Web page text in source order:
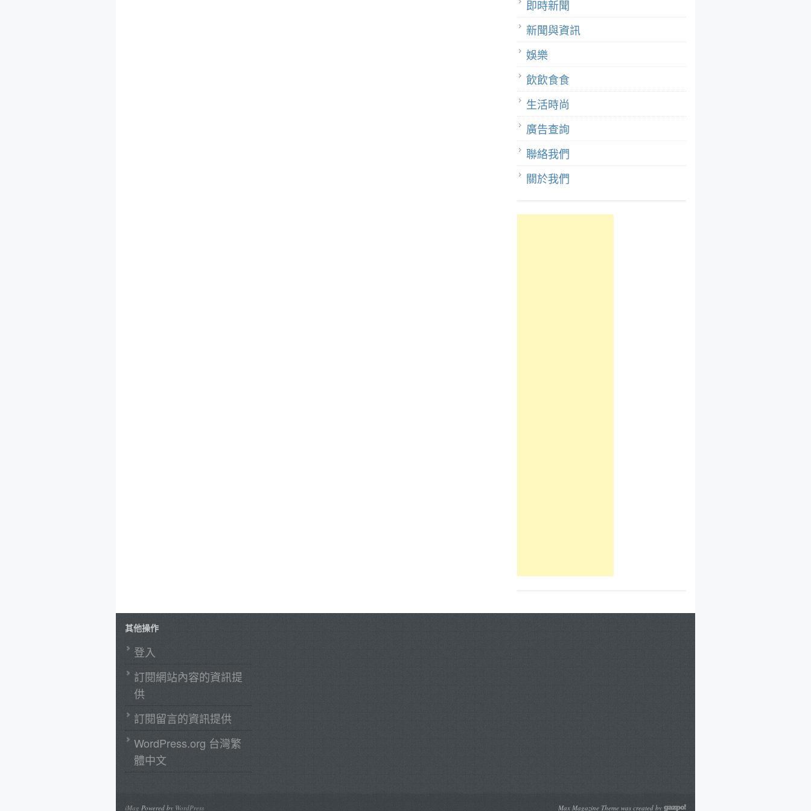
即時新聞
新聞與資訊
娛樂
飲飲食食
生活時尚
廣告查詢
聯絡我們
關於我們
其他操作
登入
訂閱網站內容的資訊提
供
訂閱留言的資訊提供
WordPress.org 台灣繁
體中文
iMag Powered by WordPress Max Magazine Theme was created by